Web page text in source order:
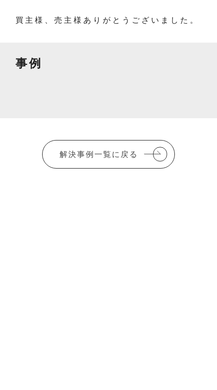
買主様、売主様ありがとうございました。
事例
解決事例一覧に戻る